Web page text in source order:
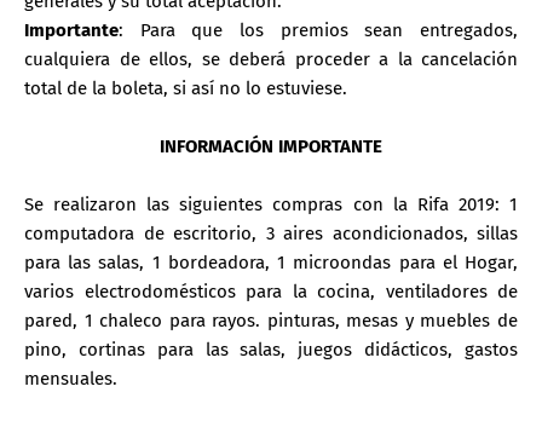
Importante: Para que los premios sean entregados,
cualquiera de ellos, se deberá proceder a la cancelación
total de la boleta, si así no lo estuviese.
INFORMACIÓN IMPORTANTE
Se realizaron las siguientes compras con la Rifa 2019: 1
computadora de escritorio, 3 aires acondicionados, sillas
para las salas, 1 bordeadora, 1 microondas para el Hogar,
varios electrodomésticos para la cocina, ventiladores de
pared, 1 chaleco para rayos. pinturas, mesas y muebles de
pino, cortinas para las salas, juegos didácticos, gastos
mensuales.